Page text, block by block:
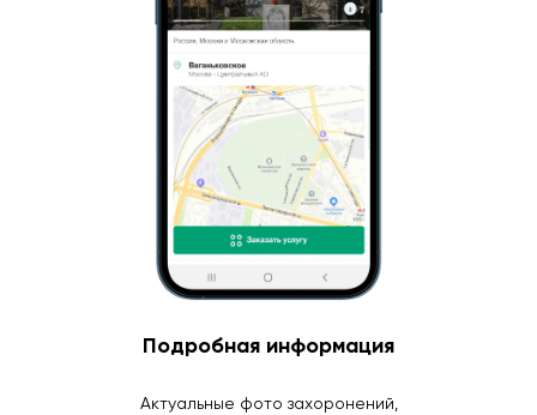
Подробная информация
Актуальные фото захоронений,